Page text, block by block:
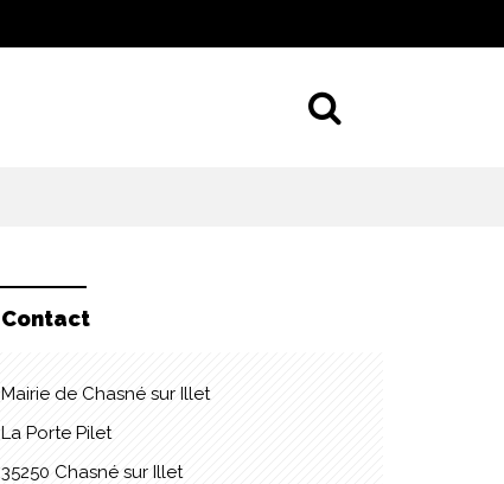
Contact
Mairie de Chasné sur Illet
La Porte Pilet
35250 Chasné sur Illet